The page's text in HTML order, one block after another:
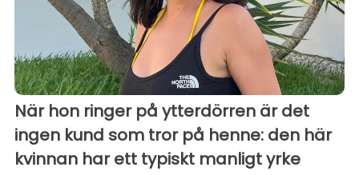
När hon ringer på ytterdörren är det
ingen kund som tror på henne: den här
kvinnan har ett typiskt manligt yrke